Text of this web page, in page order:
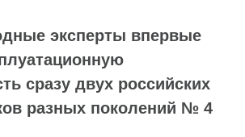
эксперты впервые
сразу двух российских
разных поколений № 4